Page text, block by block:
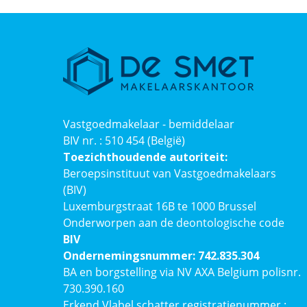
Vastgoedmakelaar - bemiddelaar
BIV nr. : 510 454 (België)
Toezichthoudende autoriteit:
Beroepsinstituut van Vastgoedmakelaars
(BIV)
Luxemburgstraat 16B te 1000 Brussel
Onderworpen aan de deontologische code
BIV
Ondernemingsnummer: 742.835.304
BA en borgstelling via NV AXA Belgium polisnr.
730.390.160